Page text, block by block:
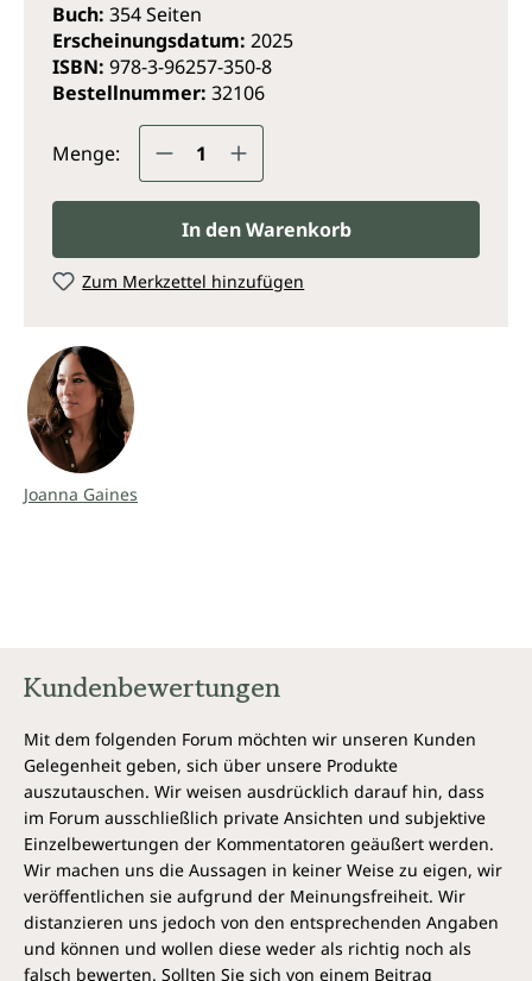
ganzen Welt.
Buch: 354 Seiten
Erscheinungsdatum: 2025
ISBN: 978-3-96257-350-8
Bestellnummer: 32106
Menge: Produkt Anzahl: Gib den
In den Warenkorb
Zum Merkzettel hinzufügen
Joanna Gaines
Kundenbewertungen
Mit dem folgenden Forum möchten wir unseren Kunden
Gelegenheit geben, sich über unsere Produkte
auszutauschen. Wir weisen ausdrücklich darauf hin, dass
im Forum ausschließlich private Ansichten und subjektive
Einzelbewertungen der Kommentatoren geäußert werden.
Wir machen uns die Aussagen in keiner Weise zu eigen, wir
veröffentlichen sie aufgrund der Meinungsfreiheit. Wir
distanzieren uns jedoch von den entsprechenden Angaben
und können und wollen diese weder als richtig noch als
falsch bewerten. Sollten Sie sich von einem Beitrag